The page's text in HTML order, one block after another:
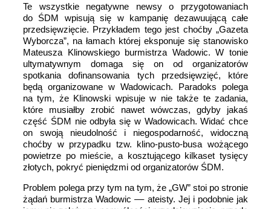
Te wszystkie negatywne newsy o przygotowaniach
do ŚDM wpisują się w kampanię dezawuującą całe
przedsięwzięcie. Przykładem tego jest choćby „Gazeta
Wyborcza”, na łamach której eksponuje się stanowisko
Mateusza Klinowskiego burmistrza Wadowic. W tonie
ultymatywnym domaga się on od organizatorów
spotkania dofinansowania tych przedsięwzięć, które
będą organizowane w Wadowicach. Paradoks polega
na tym, że Klinowski wpisuje w nie także te zadania,
które musiałby zrobić nawet wówczas, gdyby jakaś
część ŚDM nie odbyła się w Wadowicach. Widać chce
on swoją nieudolność i niegospodarność, widoczną
choćby w przypadku tzw. klino-pusto-busa wożącego
powietrze po mieście, a kosztującego kilkaset tysięcy
złotych, pokryć pieniędzmi od organizatorów ŚDM.
Problem polega przy tym na tym, że „GW” stoi po stronie
żądań burmistrza Wadowic –– ateisty. Jej i podobnie jak